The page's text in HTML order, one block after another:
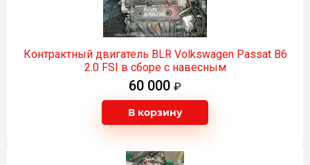
Контрактный двигатель BLR Volkswagen Passat B6
2.0 FSI в сборе с навесным
60 000
В корзину